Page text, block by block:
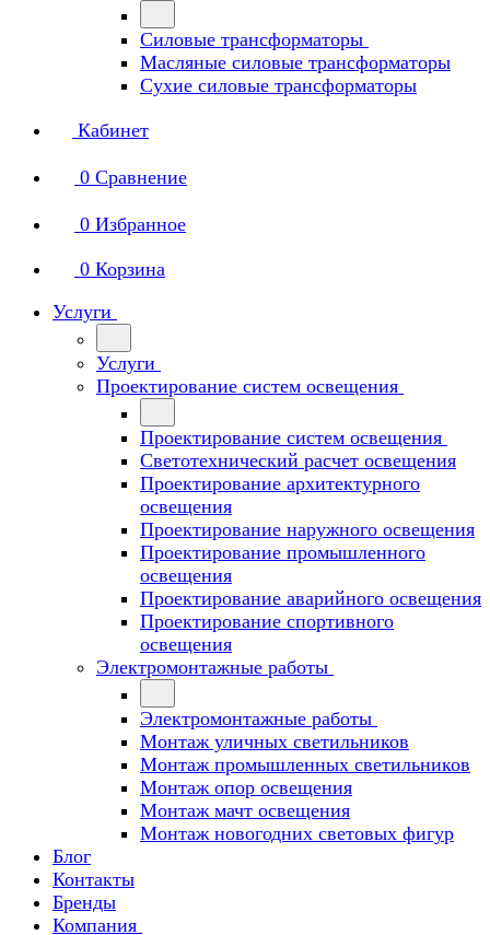
Силовые трансформаторы
Масляные силовые трансформаторы
Сухие силовые трансформаторы
Кабинет
0 Сравнение
0 Избранное
0 Корзина
Услуги
Услуги
Проектирование систем освещения
Проектирование систем освещения
Светотехнический расчет освещения
Проектирование архитектурного
освещения
Проектирование наружного освещения
Проектирование промышленного
освещения
Проектирование аварийного освещения
Проектирование спортивного
освещения
Электромонтажные работы
Электромонтажные работы
Монтаж уличных светильников
Монтаж промышленных светильников
Монтаж опор освещения
Монтаж мачт освещения
Монтаж новогодних световых фигур
Блог
Контакты
Бренды
Компания